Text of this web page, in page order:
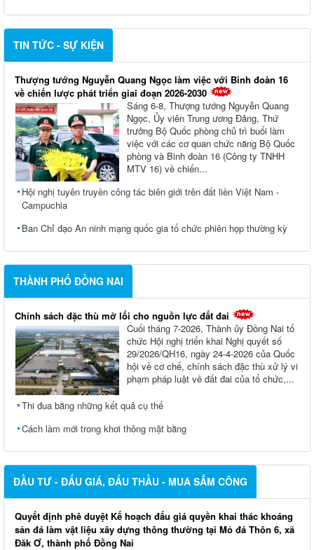
TIN TỨC - SỰ KIỆN
Thượng tướng Nguyễn Quang Ngọc làm việc với Binh đoàn 16
về chiến lược phát triển giai đoạn 2026-2030
Sáng 6-8, Thượng tướng Nguyễn Quang
Ngọc, Ủy viên Trung ương Đảng, Thứ
trưởng Bộ Quốc phòng chủ trì buổi làm
việc với các cơ quan chức năng Bộ Quốc
phòng và Binh đoàn 16 (Công ty TNHH
MTV 16) về chiến...
Hội nghị tuyên truyền công tác biên giới trên đất liền Việt Nam -
Campuchia
Ban Chỉ đạo An ninh mạng quốc gia tổ chức phiên họp thường kỳ
THÀNH PHỐ ĐỒNG NAI
Chính sách đặc thù mở lối cho nguồn lực đất đai
Cuối tháng 7-2026, Thành ủy Ðồng Nai tổ
chức Hội nghị triển khai Nghị quyết số
29/2026/QH16, ngày 24-4-2026 của Quốc
hội về cơ chế, chính sách đặc thù xử lý vi
phạm pháp luật về đất đai của tổ chức,...
Thi đua bằng những kết quả cụ thể
Cách làm mới trong khơi thông mặt bằng
ĐẦU TƯ - ĐẤU GIÁ, ĐẤU THẦU - MUA SẮM CÔNG
Quyết định phê duyệt Kế hoạch đấu giá quyền khai thác khoáng
sản đá làm vật liệu xây dựng thông thường tại Mỏ đá Thôn 6, xã
Đăk Ơ, thành phố Đồng Nai